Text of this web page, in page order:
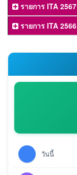
รายการ ITA 2567
รายการ ITA 2566
วันนี้